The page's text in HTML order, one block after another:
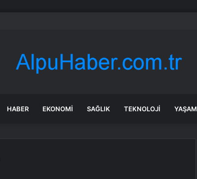
sırasında tam 22 bin torba altın çıkarıldı
HABER EKONOMI SAĞLIK TEKNOLOJI YAŞAM